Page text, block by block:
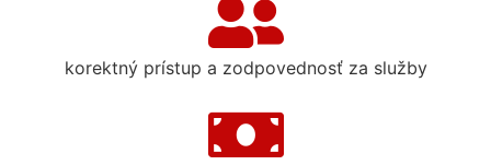
korektný prístup a zodpovednosť za služby